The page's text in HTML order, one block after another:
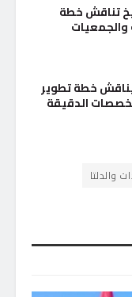
تناقش خطة
خطة تطوير
الدقيقة
والدلتا